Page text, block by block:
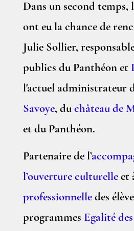
Dans un second temps,
ont eu la chance de
Julie Sollier,
publics du Panthéon et
l'actuel administrateur
Savoye, duchâteau de
et du Panthéon.
Partenaire de l’
l’ouverture culturelleet
professionnelledes
programmes Egalité